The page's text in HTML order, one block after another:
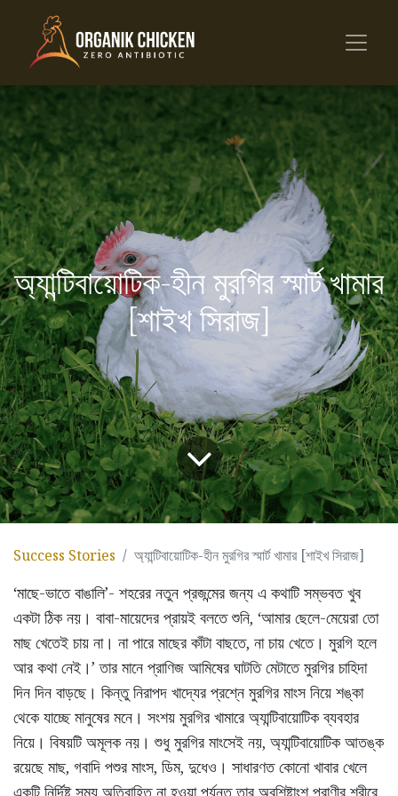
অ্যান্টিবায়োটিক-হীন মুরগির স্মার্ট খামার
[শাইখ সিরাজ]
Success Stories অ্যান্টিবায়োটিক-হীন মুরগির স্মার্ট খামার [শাইখ সিরাজ]
‘মাছে-ভাতে বাঙালি’- শহরের নতুন প্রজন্মের জন্য এ কথাটি সম্ভবত খুব
একটা ঠিক নয়। বাবা-মায়েদের প্রায়ই বলতে শুনি, ‘আমার ছেলে-মেয়েরা তো
মাছ খেতেই চায় না। না পারে মাছের কাঁটা বাছতে, না চায় খেতে। মুরগি হলে
আর কথা নেই।’ তার মানে প্রাণিজ আমিষের ঘাটতি মেটাতে মুরগির চাহিদা
দিন দিন বাড়ছে। কিন্তু নিরাপদ খাদ্যের প্রশ্নে মুরগির মাংস নিয়ে শঙ্কা
থেকে যাচ্ছে মানুষের মনে। সংশয় মুরগির খামারে অ্যান্টিবায়োটিক ব্যবহার
নিয়ে। বিষয়টি অমূলক নয়। শুধু মুরগির মাংসেই নয়, অ্যান্টিবায়োটিক আতঙ্ক
রয়েছে মাছ, গবাদি পশুর মাংস, ডিম, দুধেও। সাধারণত কোনো খাবার খেলে
একটি নির্দিষ্ট সময় অতিবাহিত না হওয়া পর্যন্ত তার অবশিষ্টাংশ প্রাণীর শরীরে